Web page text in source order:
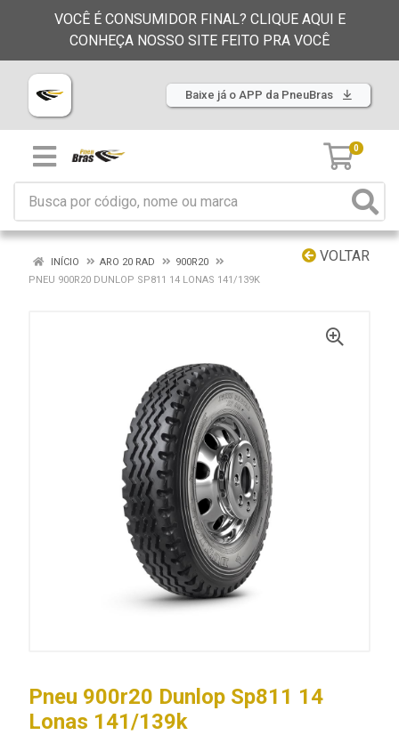
VOCÊ É CONSUMIDOR FINAL? CLIQUE AQUI E
CONHEÇA NOSSO SITE FEITO PRA VOCÊ
Baixe já o APP da PneuBras
0
VOLTAR
INÍCIO ARO 20 RAD
900R20
PNEU 900R20 DUNLOP SP811 14 LONAS 141/139K
Pneu 900r20 Dunlop Sp811 14
Lonas 141/139k